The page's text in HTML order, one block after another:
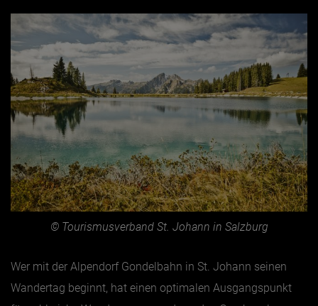
© Tourismusverband St. Johann in Salzburg
Wer mit der Alpendorf Gondelbahn in St. Johann seinen
Wandertag beginnt, hat einen optimalen Ausgangspunkt